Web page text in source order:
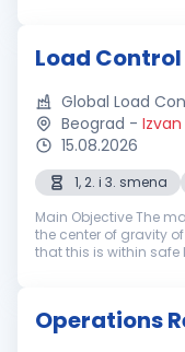
Load
Global Load
Beograd -
15.08.2026
1, 2. i 3. smena
Main Objective The
the center of gravity
that this is within safe
Operations